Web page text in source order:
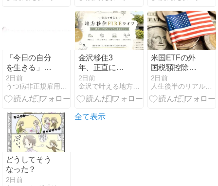
「今日の自分
を生きる」練
習中
2日前
金沢移住3
年、正直に後
悔した点は？
家賃・保険・
雪国対策で見
判断
2日前
金沢で叶える地方移住FIREライフ
米国ETFの外
国税額控除と
は？二重課税
を軽減する方
法
2日前
人生後半のリアル戦略ブログ
どうしてそう
なった？
2日前
全て表示